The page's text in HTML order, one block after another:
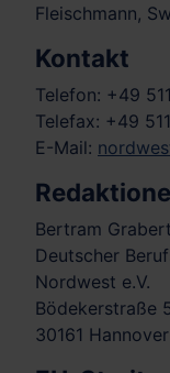
Fleischmann,
Kontakt
Telefon: +49
Telefax: +49
E-Mail:
Bertram
Deutscher
Nordwest e.V.
Bödekerstraße
30161 Hannover